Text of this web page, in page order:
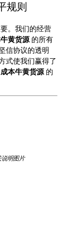
规则
。我们的经营
黄货源的所有
信协议的透明
式使我们赢得了
成本牛黄货源的
说明图片